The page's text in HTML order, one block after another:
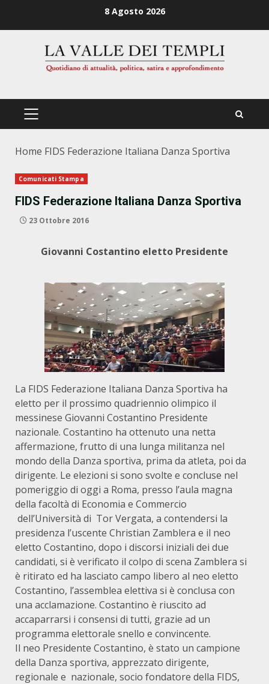
8 Agosto 2026
PRIMÄRES
Home FIDS Federazione Italiana Danza Sportiva
Comunicati Stampa
FIDS Federazione Italiana Danza Sportiva
23 Ottobre 2016
Giovanni Costantino eletto Presidente
La FIDS Federazione Italiana Danza Sportiva ha
eletto per il prossimo quadriennio olimpico il
messinese Giovanni Costantino Presidente
nazionale. Costantino ha ottenuto una netta
affermazione, frutto di una lunga militanza nel
mondo della Danza sportiva, prima da atleta, poi da
dirigente. Le elezioni si sono svolte e concluse nel
pomeriggio di oggi a Roma, presso l’aula magna
della facoltà di Economia e Commercio
dell’Università di Tor Vergata, a contendersi la
presidenza l’uscente Christian Zamblera e il neo
eletto Costantino, dopo i discorsi iniziali dei due
candidati, si è verificato il colpo di scena Zamblera si
è ritirato ed ha lasciato campo libero al neo eletto
Costantino, l’assemblea elettiva si è conclusa con
una acclamazione. Costantino è riuscito ad
accaparrarsi i consensi di tutti, grazie ad un
programma elettorale snello e convincente.
Il neo Presidente Costantino, è stato un campione
della Danza sportiva, apprezzato dirigente,
regionale e nazionale, socio fondatore della FIDS,